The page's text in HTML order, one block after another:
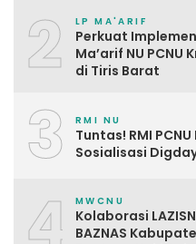
2 LP MA'ARIF
Perkuat
Ma’arif NU PCNU
di Tiris Barat
3 RMI NU
Tuntas! RMI
Sosialisasi
4 MWCNU
Kolaborasi
BAZNAS